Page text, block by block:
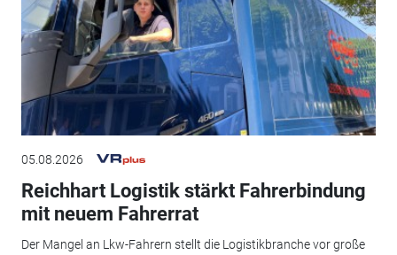
05.08.2026
Reichhart Logistik stärkt Fahrerbindung
mit neuem Fahrerrat
Der Mangel an Lkw-Fahrern stellt die Logistikbranche vor große